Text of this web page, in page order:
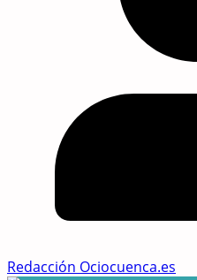
Redacción Ociocuenca.es